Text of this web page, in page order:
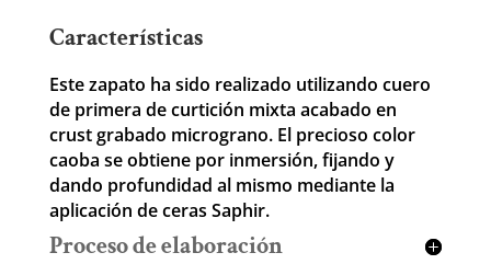
Características
Este zapato ha sido realizado utilizando cuero
de primera de curtición mixta acabado en
crust grabado micrograno. El precioso color
caoba se obtiene por inmersión, fijando y
dando profundidad al mismo mediante la
aplicación de ceras Saphir.
Proceso de elaboración